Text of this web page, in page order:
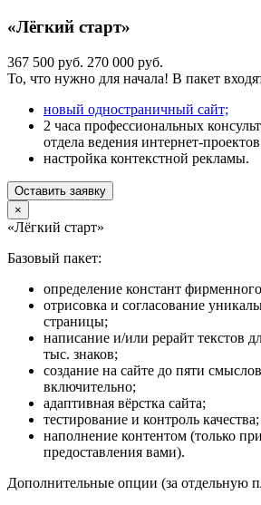
«Лёгкий старт»
367 500 руб. 270 000 руб.
То, что нужно для начала! В пакет
новый одностраничный сайт;
2 часа профессиональных
отдела ведения интернет-
настройка контекстной рекламы.
Оставить заявку
×
«Лёгкий старт»
Базовый пакет:
определение констант
отрисовка и согласование
страницы;
написание и/или рерайт текстов
тыс. знаков;
создание на сайте до пяти
включительно;
адаптивная вёрстка сайта;
тестирование и контроль качества;
наполнение контентом (только
предоставления вами).
Дополнительные опции (за отдельную